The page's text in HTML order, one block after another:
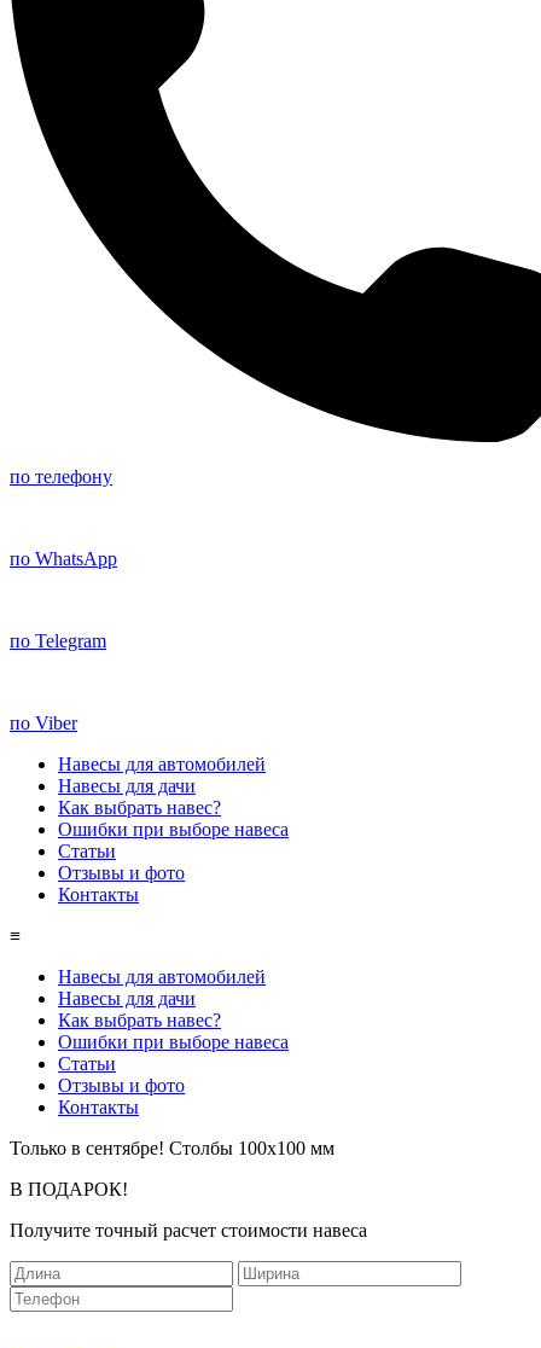
по телефону
по WhatsApp
по Telegram
по Viber
Навесы для автомобилей
Навесы для дачи
Как выбрать навес?
Ошибки при выборе навеса
Статьи
Отзывы и фото
Контакты
≡
Навесы для автомобилей
Навесы для дачи
Как выбрать навес?
Ошибки при выборе навеса
Статьи
Отзывы и фото
Контакты
Только в сентябре! Cтолбы 100х100 мм
В ПОДАРОК!
Получите точный расчет стоимости навеса